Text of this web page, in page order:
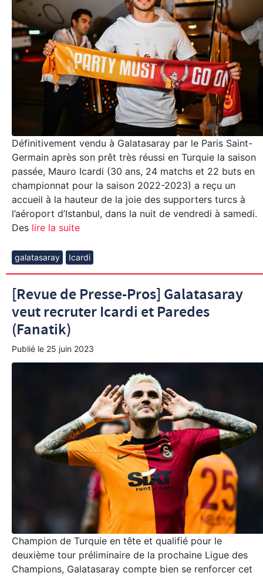
Définitivement vendu à Galatasaray par le Paris Saint-
Germain après son prêt très réussi en Turquie la saison
passée, Mauro Icardi (30 ans, 24 matchs et 22 buts en
championnat pour la saison 2022-2023) a reçu un
accueil à la hauteur de la joie des supporters turcs à
l’aéroport d’Istanbul, dans la nuit de vendredi à samedi.
Des lire la suite
galatasaray Icardi
[Revue de Presse-Pros] Galatasaray
veut recruter Icardi et Paredes
(Fanatik)
Publié le 25 juin 2023
Champion de Turquie en tête et qualifié pour le
deuxième tour préliminaire de la prochaine Ligue des
Champions, Galatasaray compte bien se renforcer cet